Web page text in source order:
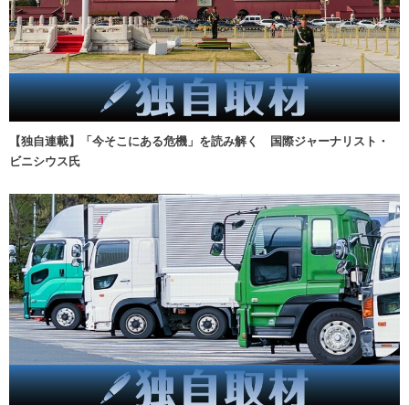
【独自連載】「今そこにある危機」を読み解く 国際ジャーナリスト・
ビニシウス氏